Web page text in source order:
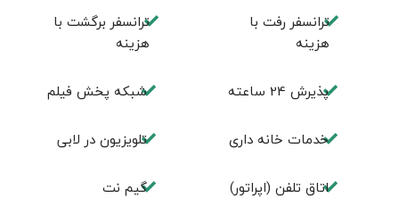
ترانسفر رفت با
هزینه
ترانسفر برگشت با
هزینه
پذیرش 24 ساعته شبکه پخش فیلم
خدمات خانه داری تلویزیون در لابی
اتاق تلفن (اپراتور) گیم نت